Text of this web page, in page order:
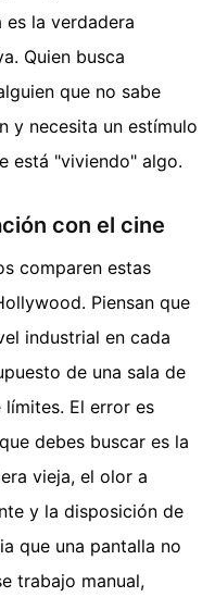
es la verdadera
Quien busca
que no sabe
y necesita un estímulo
está "viviendo" algo.
con el cine
comparen estas
Piensan que
industrial en cada
de una sala de
El error es
debes buscar es la
vieja, el olor a
y la disposición de
que una pantalla no
trabajo manual,